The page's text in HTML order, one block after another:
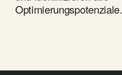
Optimierungspotenziale.